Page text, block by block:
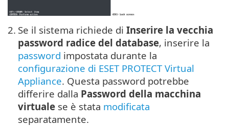
2. Se il sistema richiede di Inserire la vecchia
password radice del database, inserire la
password impostata durante la
configurazione di ESET PROTECT Virtual
Appliance. Questa password potrebbe
differire dalla Password della macchina
virtuale se è stata modificata
separatamente.